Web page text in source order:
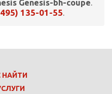
Genesis-bh-coupe.
135-01-55.
НАЙТИ